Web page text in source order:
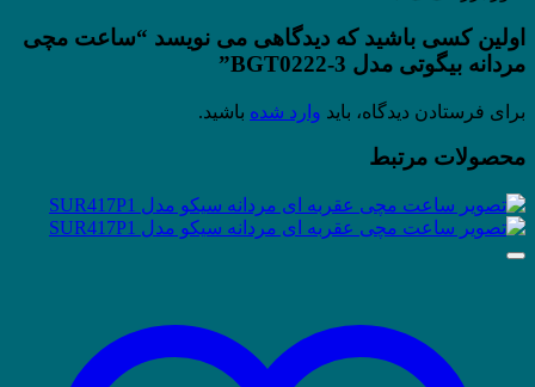
اولین کسی باشید که دیدگاهی می نویسد “ساعت مچی
مردانه بیگوتی مدل BGT0222-3”
برای فرستادن دیدگاه، باید وارد شده باشید.
محصولات مرتبط